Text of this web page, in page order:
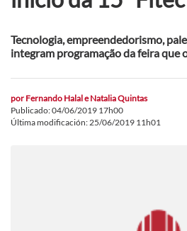
Tecnologia, empreendedorismo,
integram programação da feira que
por Fernando Halal e Natalia Quintas
Publicado: 04/06/2019 17h00
Última modificación: 25/06/2019 11h01